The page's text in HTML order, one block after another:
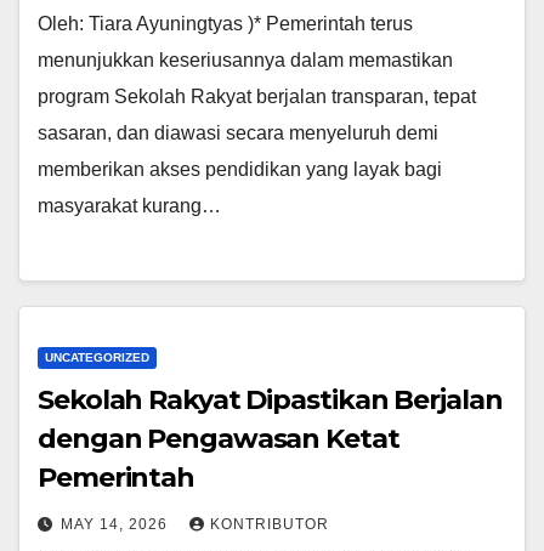
Oleh: Tiara Ayuningtyas )* Pemerintah terus
menunjukkan keseriusannya dalam memastikan
program Sekolah Rakyat berjalan transparan, tepat
sasaran, dan diawasi secara menyeluruh demi
memberikan akses pendidikan yang layak bagi
masyarakat kurang…
UNCATEGORIZED
Sekolah Rakyat Dipastikan Berjalan
dengan Pengawasan Ketat
Pemerintah
MAY 14, 2026 KONTRIBUTOR